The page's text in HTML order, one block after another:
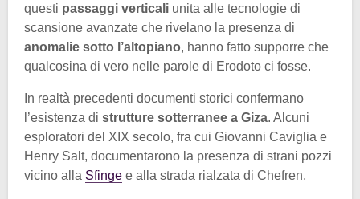
questi passaggi verticali unita alle tecnologie di
scansione avanzate che rivelano la presenza di
anomalie sotto l’altopiano, hanno fatto supporre che
qualcosina di vero nelle parole di Erodoto ci fosse.
In realtà precedenti documenti storici confermano
l’esistenza di strutture sotterranee a Giza. Alcuni
esploratori del XIX secolo, fra cui Giovanni Caviglia e
Henry Salt, documentarono la presenza di strani pozzi
vicino alla Sfinge e alla strada rialzata di Chefren.